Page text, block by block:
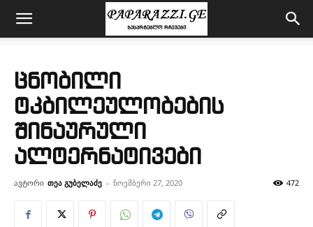
ცნობილი
ტკბილეულობების
შინაურული
ალტერნატივები
ავტორი თეა გუბელაძე - ნოემბერი 27, 2020 472